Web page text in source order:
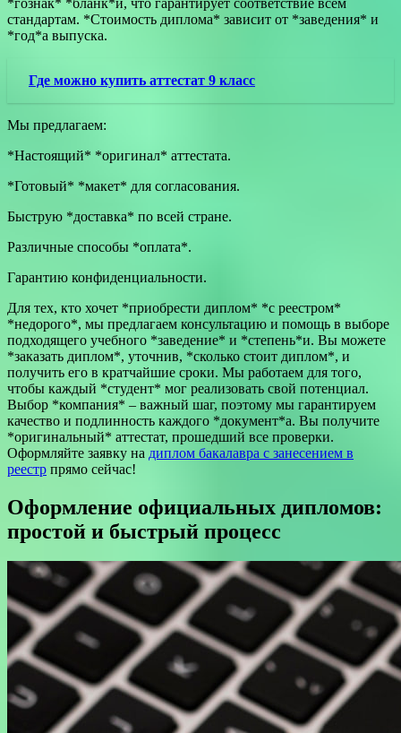
стандартам. *Стоимость диплома* зависит от *заведения* и
*год*а выпуска.
Где можно купить аттестат 9 класс
Мы предлагаем:
*Настоящий* *оригинал* аттестата.
*Готовый* *макет* для согласования.
Быструю *доставка* по всей стране.
Различные способы *оплата*.
Гарантию конфиденциальности.
Для тех, кто хочет *приобрести диплом* *с реестром*
*недорого*, мы предлагаем консультацию и помощь в выборе
подходящего учебного *заведение* и *степень*и. Вы можете
*заказать диплом*, уточнив, *сколько стоит диплом*, и
получить его в кратчайшие сроки. Мы работаем для того,
чтобы каждый *студент* мог реализовать свой потенциал.
Выбор *компания* – важный шаг, поэтому мы гарантируем
качество и подлинность каждого *документ*а. Вы получите
*оригинальный* аттестат, прошедший все проверки.
Оформляйте заявку на диплом бакалавра с занесением в
реестр прямо сейчас!
Оформление официальных дипломов:
простой и быстрый процесс